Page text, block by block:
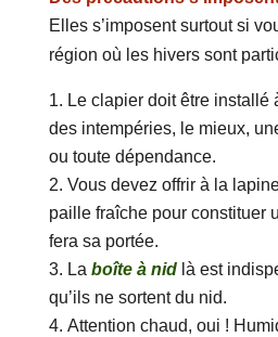
Elles s’imposent surtout si
région où les hivers sont
Le clapier doit être installé
des intempéries, le mieux,
ou toute dépendance.
Vous devez offrir à la
paille fraîche pour constituer
fera sa portée.
La boîte à nidlà est
qu’ils ne sortent du nid.
Attention chaud, oui !